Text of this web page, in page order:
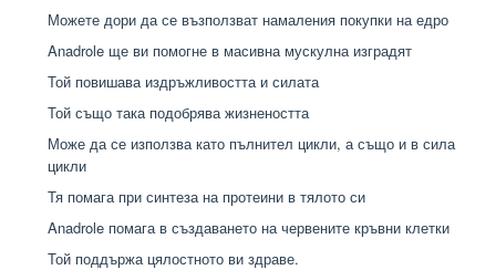
Можете дори да се възползват намаления покупки на едро
Anadrole ще ви помогне в масивна мускулна изградят
Той повишава издръжливостта и силата
Той също така подобрява жизнеността
Може да се използва като пълнител цикли, а също и в сила
цикли
Тя помага при синтеза на протеини в тялото си
Anadrole помага в създаването на червените кръвни клетки
Той поддържа цялостното ви здраве.